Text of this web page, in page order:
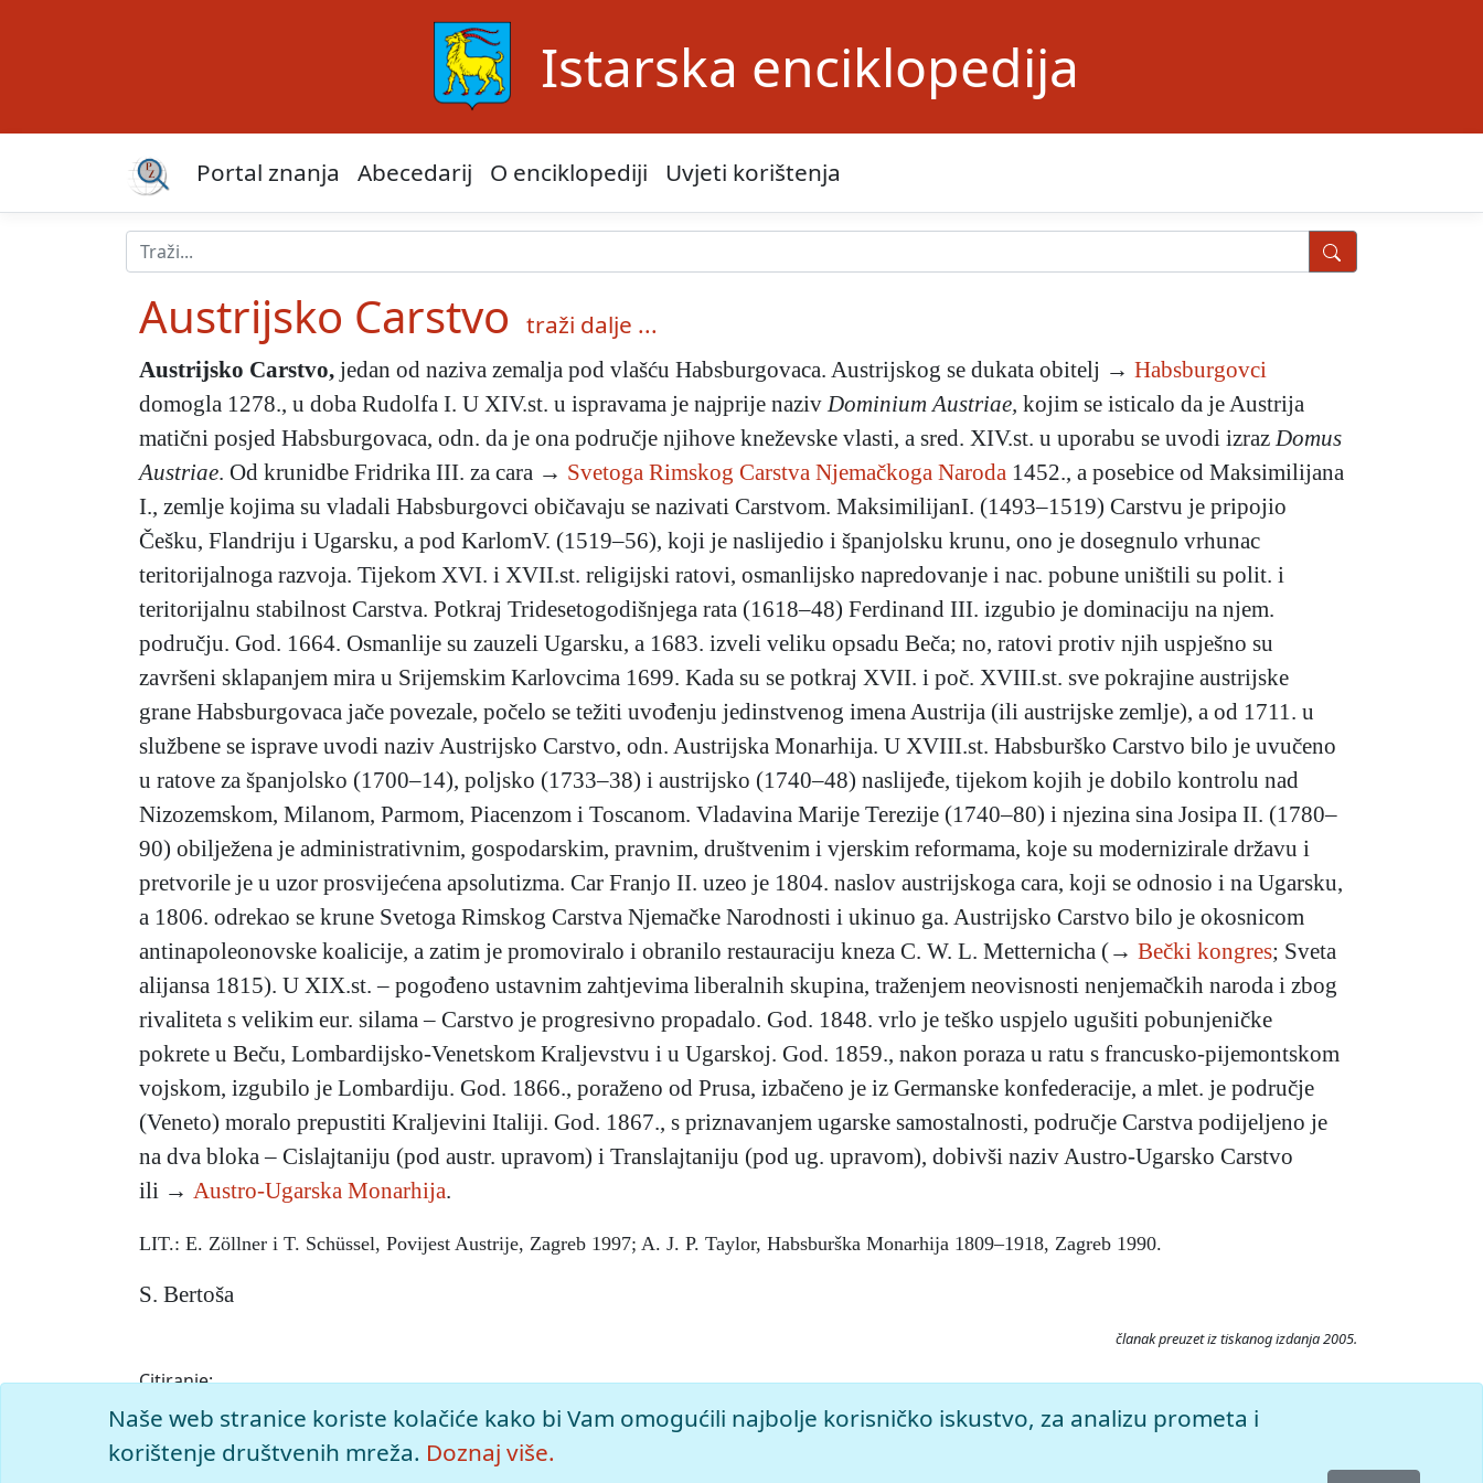
Istarska enciklopedija
Portal znanja Abecedarij O enciklopediji Uvjeti korištenja
Austrijsko Carstvo traži dalje ...
Austrijsko Carstvo, jedan od naziva zemalja pod vlašću Habsburgovaca. Austrijskog se dukata obitelj → Habsburgovci
domogla 1278., u doba Rudolfa I. U XIV.st. u ispravama je najprije naziv Dominium Austriae, kojim se isticalo da je Austrija
matični posjed Habsburgovaca, odn. da je ona područje njihove kneževske vlasti, a sred. XIV.st. u uporabu se uvodi izraz Domus
Austriae. Od krunidbe Fridrika III. za cara → Svetoga Rimskog Carstva Njemačkoga Naroda 1452., a posebice od Maksimilijana
I., zemlje kojima su vladali Habsburgovci običavaju se nazivati Carstvom. MaksimilijanI. (1493–1519) Carstvu je pripojio
Češku, Flandriju i Ugarsku, a pod KarlomV. (1519–56), koji je naslijedio i španjolsku krunu, ono je dosegnulo vrhunac
teritorijalnoga razvoja. Tijekom XVI. i XVII.st. religijski ratovi, osmanlijsko napredovanje i nac. pobune uništili su polit. i
teritorijalnu stabilnost Carstva. Potkraj Tridesetogodišnjega rata (1618–48) Ferdinand III. izgubio je dominaciju na njem.
području. God. 1664. Osmanlije su zauzeli Ugarsku, a 1683. izveli veliku opsadu Beča; no, ratovi protiv njih uspješno su
završeni sklapanjem mira u Srijemskim Karlovcima 1699. Kada su se potkraj XVII. i poč. XVIII.st. sve pokrajine austrijske
grane Habsburgovaca jače povezale, počelo se težiti uvođenju jedinstvenog imena Austrija (ili austrijske zemlje), a od 1711. u
službene se isprave uvodi naziv Austrijsko Carstvo, odn. Austrijska Monarhija. U XVIII.st. Habsburško Carstvo bilo je uvučeno
u ratove za španjolsko (1700–14), poljsko (1733–38) i austrijsko (1740–48) naslijeđe, tijekom kojih je dobilo kontrolu nad
Nizozemskom, Milanom, Parmom, Piacenzom i Toscanom. Vladavina Marije Terezije (1740–80) i njezina sina Josipa II. (1780–
90) obilježena je administrativnim, gospodarskim, pravnim, društvenim i vjerskim reformama, koje su modernizirale državu i
pretvorile je u uzor prosvijećena apsolutizma. Car Franjo II. uzeo je 1804. naslov austrijskoga cara, koji se odnosio i na Ugarsku,
a 1806. odrekao se krune Svetoga Rimskog Carstva Njemačke Narodnosti i ukinuo ga. Austrijsko Carstvo bilo je okosnicom
antinapoleonovske koalicije, a zatim je promoviralo i obranilo restauraciju kneza C. W. L. Metternicha (→ Bečki kongres; Sveta
alijansa 1815). U XIX.st. – pogođeno ustavnim zahtjevima liberalnih skupina, traženjem neovisnosti nenjemačkih naroda i zbog
rivaliteta s velikim eur. silama – Carstvo je progresivno propadalo. God. 1848. vrlo je teško uspjelo ugušiti pobunjeničke
pokrete u Beču, Lombardijsko-Venetskom Kraljevstvu i u Ugarskoj. God. 1859., nakon poraza u ratu s francusko-pijemontskom
vojskom, izgubilo je Lombardiju. God. 1866., poraženo od Prusa, izbačeno je iz Germanske konfederacije, a mlet. je područje
(Veneto) moralo prepustiti Kraljevini Italiji. God. 1867., s priznavanjem ugarske samostalnosti, područje Carstva podijeljeno je
na dva bloka – Cislajtaniju (pod austr. upravom) i Translajtaniju (pod ug. upravom), dobivši naziv Austro-Ugarsko Carstvo
ili → Austro-Ugarska Monarhija.
LIT.: E. Zöllner i T. Schüssel, Povijest Austrije, Zagreb 1997; A. J. P. Taylor, Habsburška Monarhija 1809–1918, Zagreb 1990.
S. Bertoša
članak preuzet iz tiskanog izdanja 2005.
Citiranje:
Austrijsko Carstvo.
Istarska enciklopedija (2005), mrežno izdanje.
Leksikografski zavod Miroslav Krleža, 2026. Pristupljeno 7.8.2026.
<https://istra.lzmk.hr/clanak/austrijsko-carstvo>.
Naše web stranice koriste kolačiće kako bi Vam omogućili najbolje korisničko iskustvo, za analizu prometa i
korištenje društvenih mreža. Doznaj više.